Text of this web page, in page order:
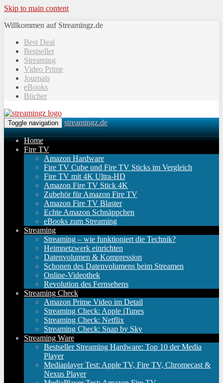
Skip to main content
Willkommen auf Streamingz.de
Best Deal
Bestseller
Streaming
Video Prime
Journals
eBooks
Bücher
Toggle navigation streamingz.de
Home
Fire TV
Amazon Hardware
Fire TV Cube und Fire TV Sticks im Vergleich
Fire TV mit 4K Ultra-HD
Amazon Fire TV Stick 4K
Zubehör für Amazon Fire TV
Amazon Fire TV Blaster
Echte Amazon Schnäppchen
eBooks zum Streaming
Streaming
Streaming – wie funktioniert die Technik?
Heimnetzwerk einrichten
Datenvolumen & Kompression
Schonen des Datenvolumens beim Streamen
Online-Videothek
Revolution des Fernsehens
Streaming Check
Amazon Prime Video im Detail
Streaming Check: Apple iTunes
Streaming Check: Netflix
Streaming Check: Snap by Sky
Streaming Ware
Bestseller Streaming Hardware: Top 10 der Media
Player
Mediaplayer Test: Apple TV, Fire TV, Chromecast &
Nexus Player